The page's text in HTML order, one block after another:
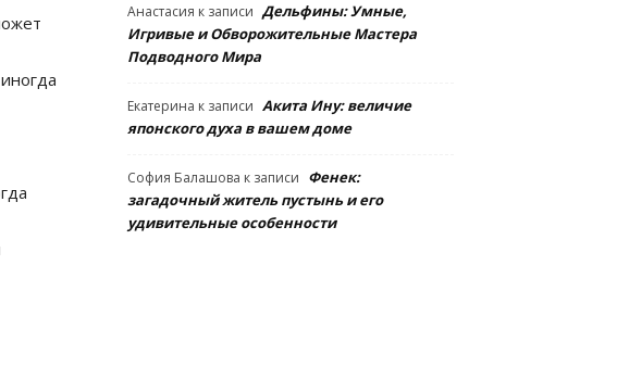
Анастасия к записи Дельфины: Умные,
Игривые и Обворожительные Мастера
Подводного Мира
Екатерина к записи Акита Ину: величие
японского духа в вашем доме
София Балашова к записи Фенек:
загадочный житель пустынь и его
удивительные особенности